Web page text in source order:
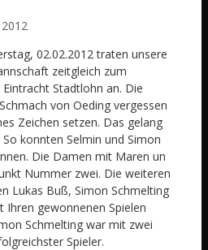
02.02.2012 traten unsere
zeitgleich zum
Stadtlohn an. Die
von Oeding vergessen
Zeichen setzen. Das gelang
konnten Selmin und Simon
Die Damen mit Maren un
Nummer zwei. Die weiteren
Lukas Buß, Simon Schmelting
Ihren gewonnenen Spielen
Schmelting war mit zwei
Spieler.